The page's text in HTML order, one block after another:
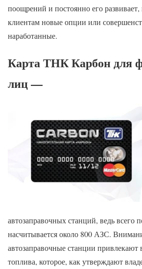
поощрений и постоянно его развивает,
клиентам новые опции или
наработанные.
Карта ТНК Карбон для
лиц —
автозаправочных станций, ведь всего
насчитывается около 800 АЗС.
автозаправочные станции привлекают
топлива, которое, как утверждают